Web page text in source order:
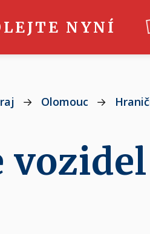
NYNÍ
→ Olomouc →